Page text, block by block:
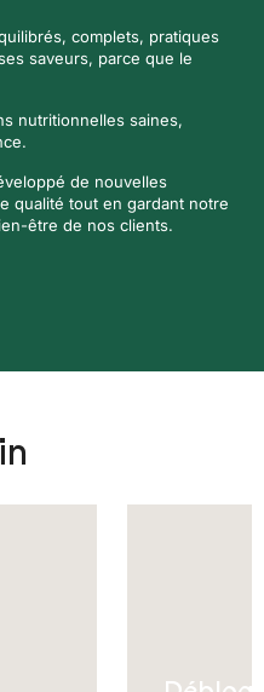
complets, pratiques
saveurs, parce que le
nutritionnelles saines,
de nouvelles
qualité tout en gardant notre
être de nos clients.